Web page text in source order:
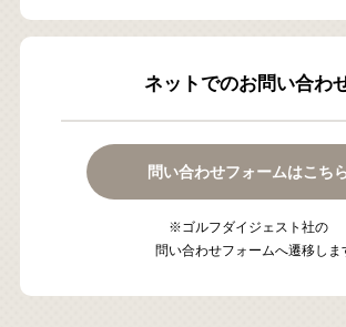
ネットでのお問い合わ
問い合わせフォームはこち
※ゴルフダイジェスト社の
問い合わせフォームへ遷移しま